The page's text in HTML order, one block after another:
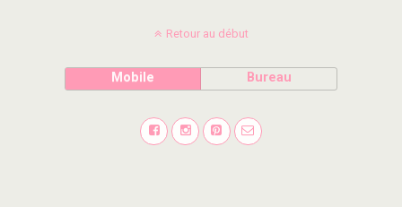
Retour au début
Mobile Bureau